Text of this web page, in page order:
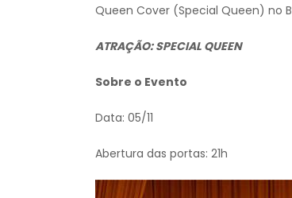
Queen Cover (Special Queen) no
ATRAÇÃO: SPECIAL QUEEN
Sobre o Evento
Data: 05/11
Abertura das portas: 21h